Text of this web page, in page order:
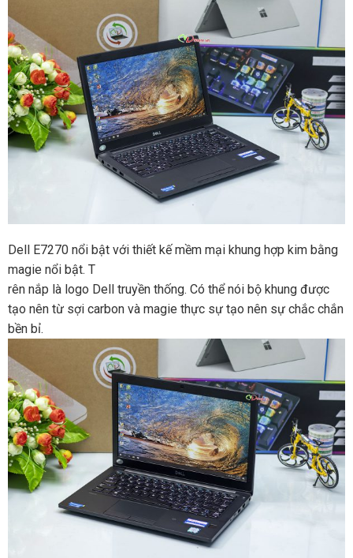
Dell E7270 nổi bật với thiết kế mềm mại khung hợp kim bằng
magie nổi bật. T
rên nắp là logo Dell truyền thống. Có thể nói bộ khung được
tạo nên từ sợi carbon và magie thực sự tạo nên sự chắc chắn
bền bỉ.